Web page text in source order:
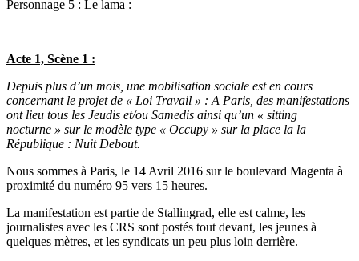
Personnage 5 : Le lama :
Acte 1, Scène 1 :
Depuis plus d’un mois, une mobilisation sociale est en cours
concernant le projet de « Loi Travail » : A Paris, des manifestations
ont lieu tous les Jeudis et/ou Samedis ainsi qu’un « sitting
nocturne » sur le modèle type « Occupy » sur la place la la
République : Nuit Debout.
Nous sommes à Paris, le 14 Avril 2016 sur le boulevard Magenta à
proximité du numéro 95 vers 15 heures.
La manifestation est partie de Stallingrad, elle est calme, les
journalistes avec les CRS sont postés tout devant, les jeunes à
quelques mètres, et les syndicats un peu plus loin derrière.